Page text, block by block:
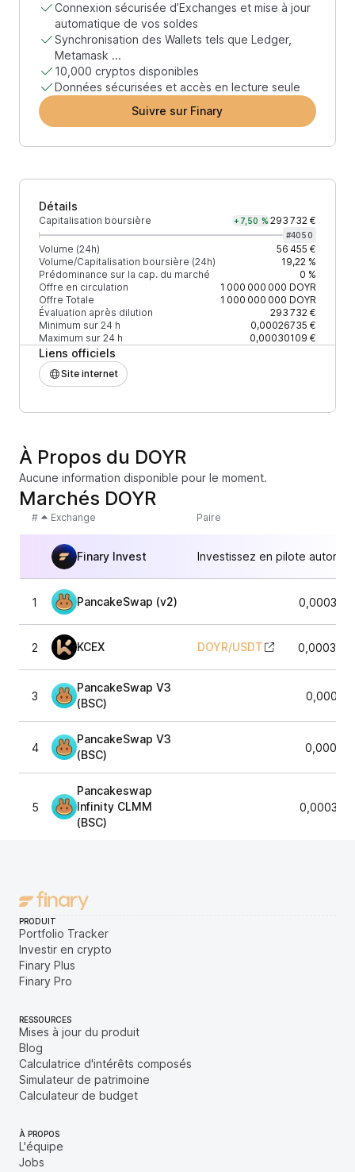
Connexion sécurisée d’Exchanges et mise à jour
automatique de vos soldes
Synchronisation des Wallets tels que Ledger,
Metamask ...
10,000 cryptos disponibles
Données sécurisées et accès en lecture seule
Suivre sur Finary
Détails
Capitalisation boursière +7,50 % 293 732 €
#4050
Volume (24h)
56 455 €
Volume/Capitalisation boursière (24h)
19,22 %
Prédominance sur la cap. du marché
0 %
Offre en circulation
1 000 000 000 DOYR
Offre Totale
1 000 000 000 DOYR
Évaluation après dilution
293 732 €
Minimum sur 24 h
0,00026735 €
Maximum sur 24 h
0,00030109 €
Liens officiels
Site internet
À Propos du DOYR
Aucune information disponible pour le moment.
Marchés DOYR
# Exchange Paire
Finary Invest Investissez en pilote
1 PancakeSwap (v2)
2 KCEX DOYR/USDT
3
PancakeSwap V3
(BSC)
4
PancakeSwap V3
(BSC)
5
Pancakeswap
Infinity CLMM
(BSC)
PRODUIT
Portfolio Tracker
Investir en crypto
Finary Plus
Finary Pro
RESSOURCES
Mises à jour du produit
Blog
Calculatrice d'intérêts composés
Simulateur de patrimoine
Calculateur de budget
À PROPOS
L'équipe
Jobs